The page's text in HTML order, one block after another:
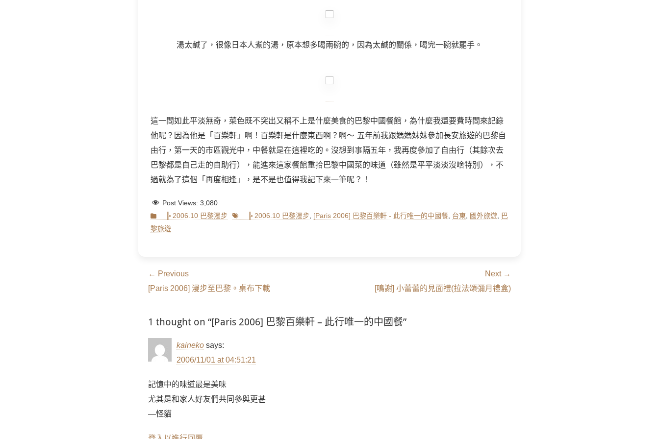
湯太鹹了，很像日本人煮的湯，原本想多喝兩碗的，因為太鹹的關係，喝完一碗就罷手。
這一間如此平淡無奇，菜色既不突出又稱不上是什麼美食的巴黎中國餐館，為什麼我還要費時間來記錄
他呢？因為他是「百樂軒」啊！百樂軒是什麼東西啊？啊～ 五年前我跟媽媽妹妹參加長安旅遊的巴黎自
由行，第一天的市區觀光中，中餐就是在這裡吃的。沒想到事隔五年，我再度參加了自由行（其餘次去
巴黎都是自己走的自助行），能進來這家餐館重拾巴黎中國菜的味道（雖然是平平淡淡沒啥特別），不
過就為了這個「再度相逢」，是不是也值得我記下來一筆呢？！
Post Views: 3,080
Categories
╠ 2006.10 巴黎漫步 Tags ╠ 2006.10 巴黎漫步 [Paris 2006] 巴黎百樂軒 - 此行唯一的中國餐 台東 國外旅遊
巴
黎旅遊
文
章
覽
← Previous
Previous
[Paris 2006] 漫步至巴黎。桌布下載
Next →
[鳴謝] 小蕾蕾的見面禮(拉法頌彌月禮盒)
1 thought on “[Paris 2006] 巴黎百樂軒 – 此行唯一的中國餐”
kaineko says:
2006/11/01 at 04:51:21
記憶中的味道最是美味
尤其是和家人好友們共同參與更甚
—怪貓